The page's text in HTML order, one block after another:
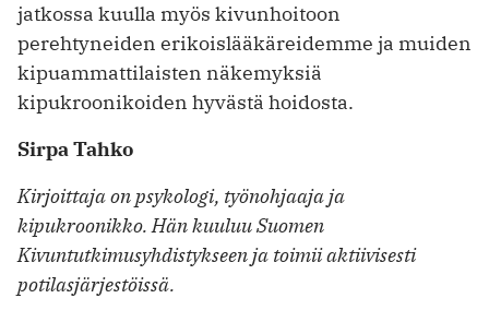
jatkossa kuulla myös kivunhoitoon
perehtyneiden erikoislääkäreidemme ja muiden
kipuammattilaisten näkemyksiä
kipukroonikoiden hyvästä hoidosta.
Sirpa Tahko
Kirjoittaja on psykologi, työnohjaaja ja
kipukroonikko. Hän kuuluu Suomen
Kivuntutkimusyhdistykseen ja toimii aktiivisesti
potilasjärjestöissä.